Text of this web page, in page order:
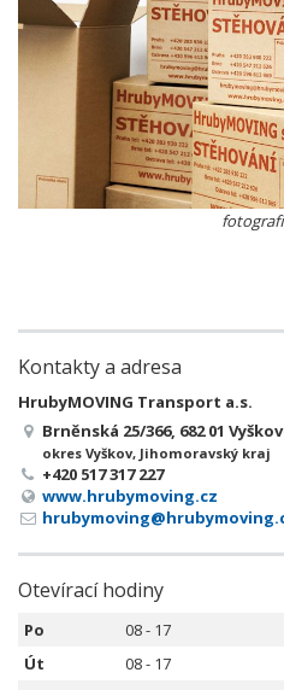
Kontakty a adresa
HrubyMOVING Transport a.s.
Brněnská 25/366, 682 01
okres Vyškov, Jihomoravský kraj
+420 517 317 227
www.hrubymoving.cz
Otevírací hodiny
Po
08 - 17
Út
08 - 17